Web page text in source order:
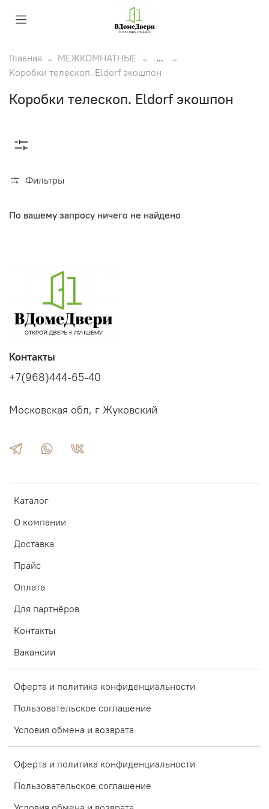
Главная МЕЖКОМНАТНЫЕ
...
Коробки телескоп. Eldorf экошпон
Коробки телескоп. Eldorf экошпон
Фильтры
По вашему запросу ничего не найдено
Каталог
О компании
Доставка
Прайс
Оплата
Для партнёров
Контакты
Вакансии
Оферта и политика конфиденциальности
Пользовательское соглашение
Условия обмена и возврата
Оферта и политика конфиденциальности
Пользовательское соглашение
Контакты
+7(968)444-65-40
Московская обл, г Жуковский